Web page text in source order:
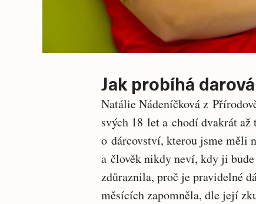
Jak probíhá
Natálie Nádeníčková z
svých 18 let a chodí dvakrát
o dárcovství, kterou jsme měli
a člověk nikdy neví, kdy ji
zdůraznila, proč je pravidelné
měsících zapomněla, dle její